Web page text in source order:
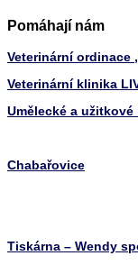
Pomáhají nám
Veterinární ordinace
Veterinární klinika
Umělecké a
Chabařovice
Tiskárna – Wendy